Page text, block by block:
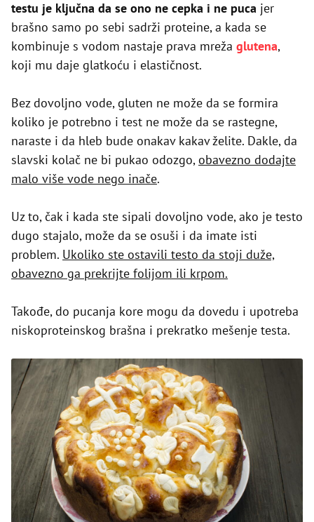
testu je ključna da se ono ne cepka i ne puca jer
brašno samo po sebi sadrži proteine, a kada se
kombinuje s vodom nastaje prava mreža glutena,
koji mu daje glatkoću i elastičnost.
Bez dovoljno vode, gluten ne može da se formira
koliko je potrebno i test ne može da se rastegne,
naraste i da hleb bude onakav kakav želite. Dakle, da
slavski kolač ne bi pukao odozgo,obavezno dodajte
malo više vode nego inače.
Uz to, čak i kada ste sipali dovoljno vode, ako je testo
dugo stajalo, može da se osuši i da imate isti
problem. Ukoliko ste ostavili testo da stoji duže,
obavezno ga prekrijte folijom ili krpom.
Takođe, do pucanja kore mogu da dovedu i upotreba
niskoproteinskog brašna i prekratko mešenje testa.